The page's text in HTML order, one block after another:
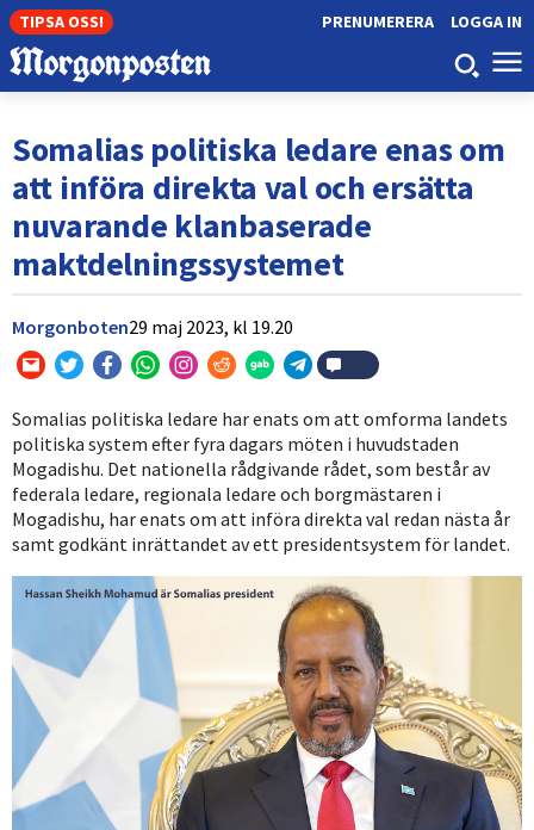
TIPSA OSS! LOGGA IN
PRENUMERERA
Somalias politiska ledare enas om
att införa direkta val och ersätta
nuvarande klanbaserade
maktdelningssystemet
Morgonboten29 maj 2023, kl 19.20
Somalias politiska ledare har enats om att omforma landets
politiska system efter fyra dagars möten i huvudstaden
Mogadishu. Det nationella rådgivande rådet, som består av
federala ledare, regionala ledare och borgmästaren i
Mogadishu, har enats om att införa direkta val redan nästa år
samt godkänt inrättandet av ett presidentsystem för landet.